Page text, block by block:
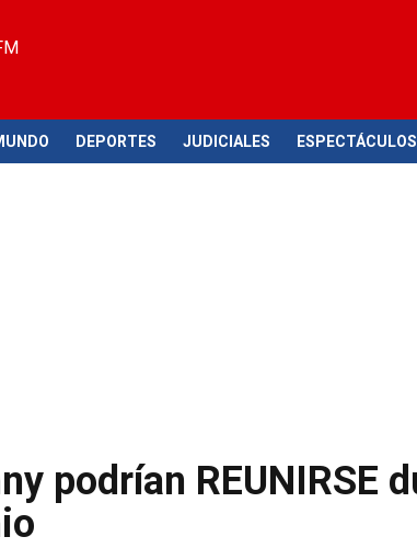
DEPORTES JUDICIALES ESPECTÁCULOS
podrían REUNIRSE